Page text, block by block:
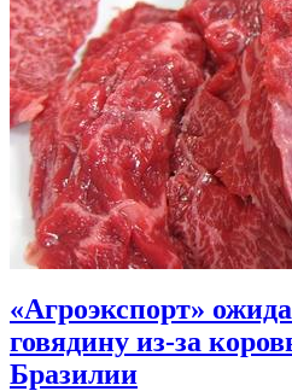
«Агроэкспорт»
говядину из-за
Бразилии